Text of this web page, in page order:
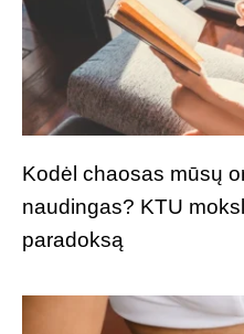
Kodėl chaosas mūsų
naudingas? KTU
paradoksą